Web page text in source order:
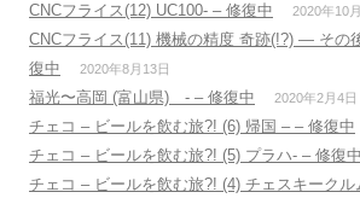
CNCフライス(12) UC100- – 修復中 2020年10
CNCフライス(11) 機械の精度 奇跡(!?) — そ
復中
2020年8月13日
福光〜高岡 (富山県) - – 修復中 2020年2月4日
チェコ – ビールを飲む旅?! (6) 帰国 – – 修復中
チェコ – ビールを飲む旅?! (5) プラハ- – 修復中
チェコ – ビールを飲む旅?! (4) チェスキークル